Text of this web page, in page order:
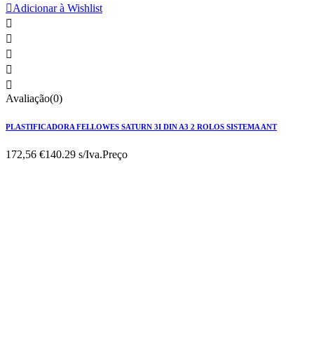
Adicionar à Wishlist





Avaliação(0)
PLASTIFICADORA FELLOWES SATURN 3I DIN A3 2 ROLOS SISTEMA ANT
172,56 €140.29 s/Iva.Preço